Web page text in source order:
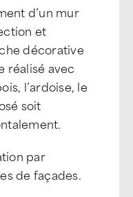
d’un mur
et
décorative
réalisé avec
l’ardoise, le
soit
par
de façades.